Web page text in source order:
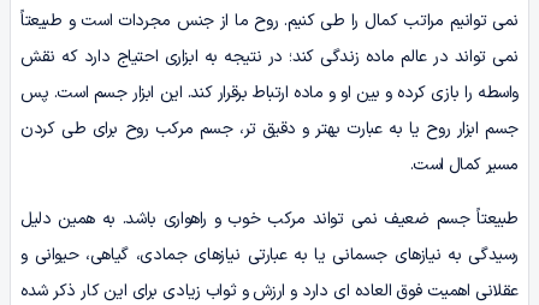
نمی توانیم مراتب کمال را طی کنیم. روح ما از جنس مجردات است و طبیعتاً
نمی تواند در عالم ماده زندگی کند؛ در نتیجه به ابزاری احتیاج دارد که نقش
واسطه را بازی کرده و بین او و ماده ارتباط برقرار کند. این ابزار جسم است. پس
جسم ابزار روح یا به عبارت بهتر و دقیق تر، جسم مرکب روح برای طی کردن
مسیر کمال است.
طبیعتاً جسم ضعیف نمی تواند مرکب خوب و راهواری باشد. به همین دلیل
رسیدگی به نیازهای جسمانی یا به عبارتی نیازهای جمادی، گیاهی، حیوانی و
عقلانی اهمیت فوق العاده ای دارد و ارزش و ثواب زیادی برای این کار ذکر شده